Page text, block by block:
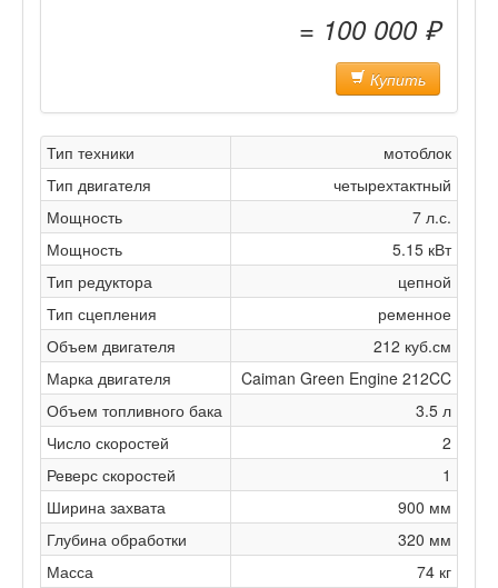
= 100 000 ₽
Купить
Тип техники
мотоблок
Тип двигателя
четырехтактный
Мощность
7 л.с.
Мощность
5.15 кВт
Тип редуктора
цепной
Тип сцепления
ременное
Объем двигателя
212 куб.см
Марка двигателя
Caiman Green Engine 212CC
Объем топливного бака
3.5 л
Число скоростей
2
Реверс скоростей
1
Ширина захвата
900 мм
Глубина обработки
320 мм
Масса
74 кг